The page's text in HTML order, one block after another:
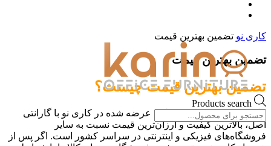
Products search
کاری نو تضمین بهترین قیمت
تضمین بهترین قیمت
تضمین بهترین قیمت چیست؟
ما تضمین می‌کنیم محصولات عرضه شده در کاری نو با گارانتی
اصل، بالاترین کیفیت و ارزان‌ترین قیمت نسبت به سایر
فروشگاه‌های فیزیکی و اینترنتی در سراسر کشور است. اگر پس از